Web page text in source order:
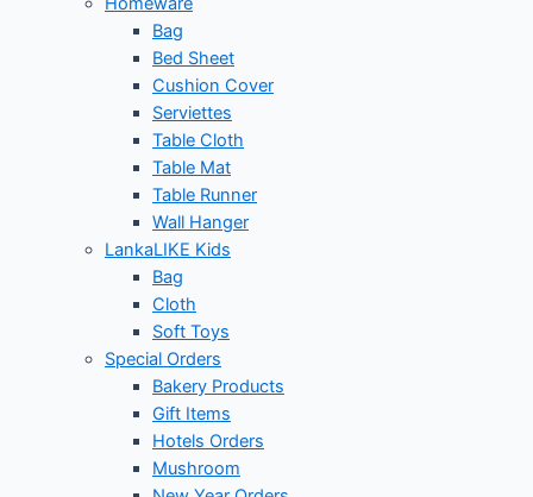
Bag
Bed Sheet
Cushion Cover
Serviettes
Table Cloth
Table Mat
Table Runner
Wall Hanger
LankaLIKE Kids
Bag
Cloth
Soft Toys
Special Orders
Bakery Products
Gift Items
Hotels Orders
Mushroom